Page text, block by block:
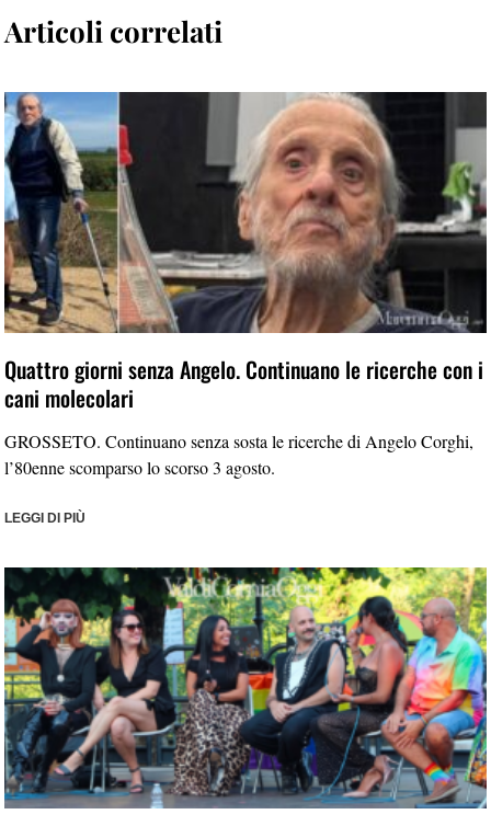
Articoli correlati
Quattro giorni senza Angelo. Continuano le ricerche con i
cani molecolari
GROSSETO. Continuano senza sosta le ricerche di Angelo Corghi,
l’80enne scomparso lo scorso 3 agosto.
LEGGI DI PIÙ